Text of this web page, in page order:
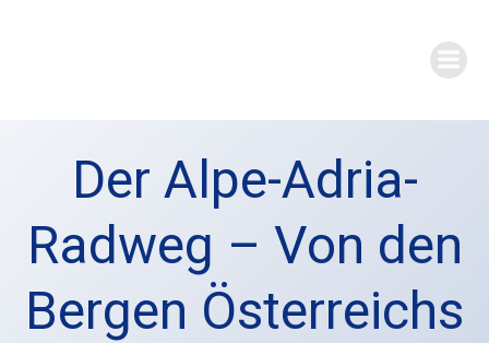
Der Alpe-Adria-
Radweg – Von den
Bergen Österreichs